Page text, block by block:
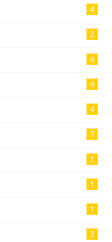
4
2
6
6
4
7
1
1
1
3